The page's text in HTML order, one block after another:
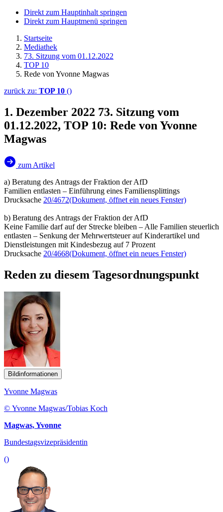
Direkt zum Hauptinhalt springen
Direkt zum Hauptmenü springen
Startseite
Mediathek
73. Sitzung vom 01.12.2022
TOP 10
Rede von Yvonne Magwas
zurück zu: TOP 10 ()
1. Dezember 2022 73. Sitzung vom
01.12.2022, TOP 10: Rede von Yvonne
Magwas
zum Artikel
a) Beratung des Antrags der Fraktion der AfD
Familien entlasten – Einführung eines Familiensplittings
Drucksache 20/4672(Dokument, öffnet ein neues Fenster)
b) Beratung des Antrags der Fraktion der AfD
Keine Familie darf auf der Strecke bleiben – Alle Familien steuerlich
entlasten – Senkung der Mehrwertsteuer auf Kinderartikel und
Dienstleistungen mit Kindesbezug auf 7 Prozent
Drucksache 20/4668(Dokument, öffnet ein neues Fenster)
Reden zu diesem Tagesordnungspunkt
Bildinformationen
Yvonne Magwas
© Yvonne Magwas/Tobias Koch
Magwas, Yvonne
Bundestagsvizepräsidentin
()